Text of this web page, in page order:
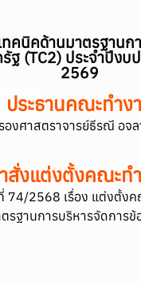
คนิคด้านมาตรฐานก
ฐ (TC2) ประจำปีง
2569
ประธานคณะทำง
องศาสตราจารย์ธีรณี อจ
สั่งแต่งตั้งคณะท
74/2568 เรื่อง แต่งตั้ง
รฐานการบริหารจัดการข้